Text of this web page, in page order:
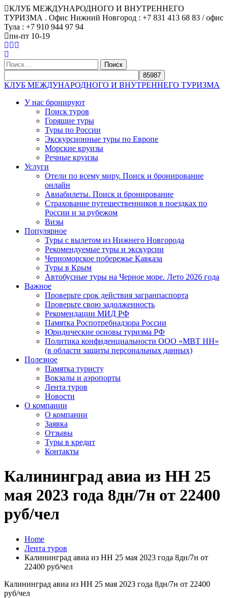
КЛУБ МЕЖДУНАРОДНОГО И ВНУТРЕННЕГО
ТУРИЗМА . Офис Нижний Новгород : +7 831 413 68 83 / офис
Тула : +7 910 944 97 94
пн-пт 10-19
Найти:
КЛУБ МЕЖДУНАРОДНОГО И ВНУТРЕННЕГО ТУРИЗМА
У нас бронируют
Поиск туров
Горящие туры
Туры по России
Экскурсионные туры по Европе
Морские круизы
Речные круизы
Услуги
Отели по всему миру. Поиск и бронирование
онлайн
Авиабилеты. Поиск и бронирование
Страхование путешественников в поездках по
России и за рубежом
Визы
Популярное
Туры с вылетом из Нижнего Новгорода
Рекомендуемые туры и экскурсии
Черноморское побережье Кавказа
Туры в Крым
Автобусные туры на Черное море. Лето 2026 года
Важное
Проверьте срок действия загранпаспорта
Проверьте свою задолженность
Рекомендации МИД РФ
Памятка Роспотребнадзора России
Юридические основы туризма РФ
Политика конфиденциальности ООО «МВТ НН»
(в области защиты персональных данных)
Полезное
Памятка туристу
Вокзалы и аэропорты
Лента туров
Новости
О компании
О компании
Заявка
Отзывы
Туры в кредит
Контакты
Калининград авиа из НН 25
мая 2023 года 8дн/7н от 22400
руб/чел
Home
Лента туров
Калининград авиа из НН 25 мая 2023 года 8дн/7н от
22400 руб/чел
Калининград авиа из НН 25 мая 2023 года 8дн/7н от 22400
руб/чел